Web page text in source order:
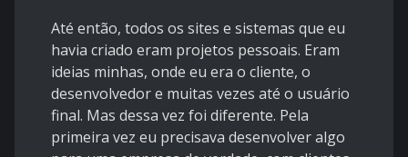
Até então, todos os sites e sistemas que eu
havia criado eram projetos pessoais. Eram
ideias minhas, onde eu era o cliente, o
desenvolvedor e muitas vezes até o usuário
final. Mas dessa vez foi diferente. Pela
primeira vez eu precisava desenvolver algo